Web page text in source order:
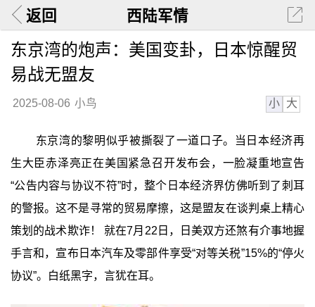
返回 西陆军情
东京湾的炮声：美国变卦，日本惊醒贸
易战无盟友
2025-08-06 小鸟 小 大
东京湾的黎明似乎被撕裂了一道口子。当日本经济再
生大臣赤泽亮正在美国紧急召开发布会，一脸凝重地宣告
“公告内容与协议不符”时，整个日本经济界仿佛听到了刺耳
的警报。这不是寻常的贸易摩擦，这是盟友在谈判桌上精心
策划的战术欺诈！ 就在7月22日，日美双方还煞有介事地握
手言和，宣布日本汽车及零部件享受“对等关税”15%的“停火
协议”。白纸黑字，言犹在耳。